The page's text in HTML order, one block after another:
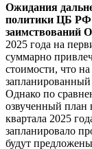
Ожидания
политики ЦБ РФ
заимствований
2025 года на
суммарно
стоимости, что
Однако по
озвученный план
квартала 2025
запланировало
будут